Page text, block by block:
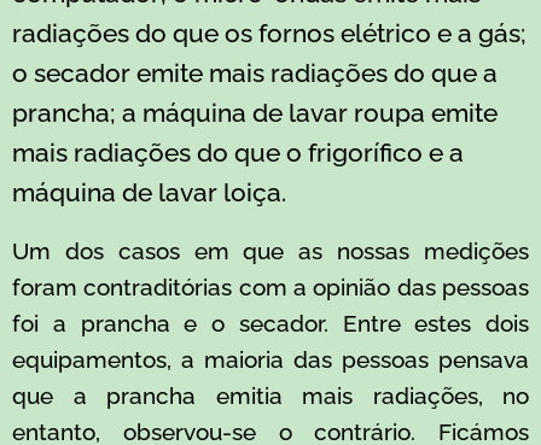
radiações do que os fornos elétrico e a gás;
o secador emite mais radiações do que a
prancha; a máquina de lavar roupa emite
mais radiações do que o frigorífico e a
máquina de lavar loiça.
Um dos casos em que as nossas medições
foram contraditórias com a opinião das pessoas
foi a prancha e o secador. Entre estes dois
equipamentos, a maioria das pessoas pensava
que a prancha emitia mais radiações, no
entanto, observou-se o contrário. Ficámos